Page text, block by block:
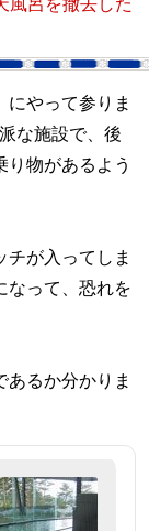
呂を撤去した
やって参りま
な施設で、後
物があるよう
が入ってしま
なって、恐れを
るか分かりま